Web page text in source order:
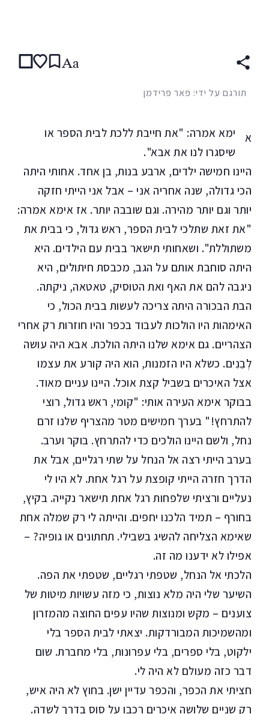
Aa
תורגם על ידי: פאר פרידמן
א
ימא אמרה: "את חייבת ללכת לבית הספר או
שיסגרו לנו את אבא".
היינו חמישה ילדים, ארבע בנות, בן אחד. אחותי היתה
הכי גדולה, שנה אחריה אני – אבל אני הייתי חזקה
יותר וגם יותר מהירה. וגם שובבה יותר. אז אימא אמרה:
"את זאת שתלכי לבית הספר, ראש גדול, כי בבית את
משתוללת". ושאחותי תישאר בבית עם הילדים. היא
היתה סוחבת אותם על הגב, מכבסת חיתולים, היא
ניגבה להם את האף ואת הטוסיק, טאטאה, ניקתה.
הבת הבכורה היתה צריכה לעשות בבית הכול, כי
האימהות היו הולכות לעבוד בכפר והיו חוזרות רק אחרי
הצהריים. גם אימא שלנו היתה הולכת. אבא היה עושה
לְבֵנִים. כשלא היו הזמנות, הוא היה קורע את עצמו
אצל האיכרים בשביל קצת אוכל. היינו עניים מאוד.
בבוקר אימא העירה אותי: "קומי, ראש גדול, רוצי
להתרחץ!" בערך חמישים מטר מהצריף שלנו זרם
נחל, ולשם היינו הולכים כדי להתרחץ. בוקר וערב.
בערב הייתי רצה אל הנחל על שתי רגליים, אבל את
הדרך חזרה הייתי קופצת על רגל אחת. לא היו לי
נעליים ורציתי שלפחות רגל אחת תישאר נקייה. בקיץ,
בחורף – תמיד הלכנו יחפים. והייתה לי רק שמלה אחת
שאימא הצליחה להשיג בשבילי. תחתונים או גופיה? –
אפילו לא ידענו מה זה.
הלכתי אל הנחל, שטפתי רגליים, שטפתי את הפה.
השיער שלי היה מלא נוצות, כי מזה עשויות מיטות של
צוענים – מקש ומנוצות שהיו עפים החוצה מהמזרון
ומהשמיכות המבורדקות. יצאתי לבית הספר בלי
ילקוט, בלי ספרים, בלי עפרונות, בלי מחברת. שום
דבר כזה מעולם לא היה לי.
חציתי את הכפר, והכפר עדיין ישן. בחוץ לא היה איש,
רק שניים שלושה איכרים רכבו על סוס בדרך לשדה.